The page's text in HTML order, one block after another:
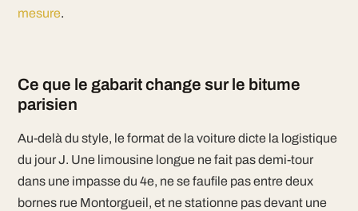
mesure.
Ce que le gabarit change sur le bitume
parisien
Au-delà du style, le format de la voiture dicte la logistique
du jour J. Une limousine longue ne fait pas demi-tour
dans une impasse du 4e, ne se faufile pas entre deux
bornes rue Montorgueil, et ne stationne pas devant une